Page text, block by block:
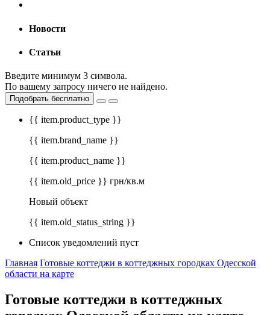
Новости
Статьи
Введите минимум 3 символа.
По вашему запросу ничего не найдено.
Подобрать бесплатно
{{ item.product_type }}
{{ item.brand_name }}
{{ item.product_name }}
{{ item.old_price }} грн/кв.м
Новый объект
{{ item.old_status_string }}
Список уведомлений пуст
Главная Готовые коттеджи в коттеджных городках Одесской
области на карте
Готовые коттеджи в коттеджных